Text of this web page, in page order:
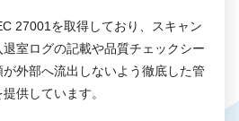
27001を取得しており、スキャン
室ログの記載や品質チェックシー
が外部へ流出しないよう徹底した管
供しています。